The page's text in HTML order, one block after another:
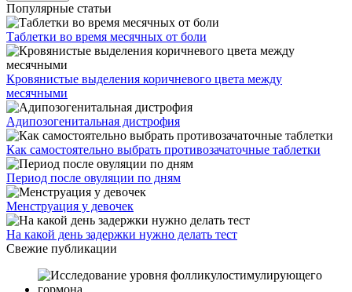
Популярные статьи
Таблетки во время месячных от боли
Кровянистые выделения коричневого цвета между
месячными
Адипозогенитальная дистрофия
Как самостоятельно выбрать противозачаточные таблетки
Период после овуляции по дням
Менструация у девочек
На какой день задержки нужно делать тест
Свежие публикации